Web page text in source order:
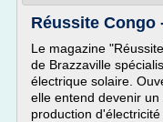
Réussite Congo
Le magazine
de Brazzaville
électrique solaire.
elle entend devenir
production